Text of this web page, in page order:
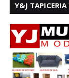
Y&J TAPICERIA